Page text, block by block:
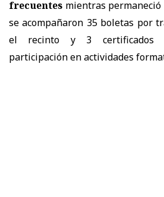
frecuentes mientras
se acompañaron 35 boletas por
el recinto y 3 certificados
participación en actividades